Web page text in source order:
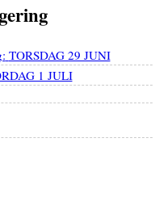
TORSDAG 29 JUNI
1 JULI